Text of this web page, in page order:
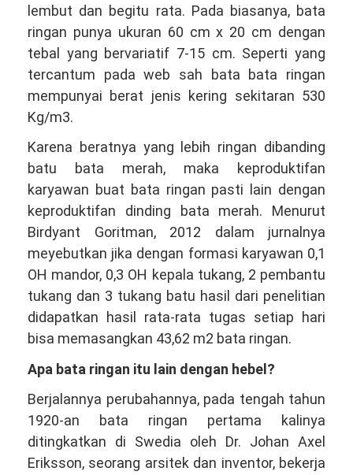
lembut dan begitu rata. Pada biasanya, bata
ringan punya ukuran 60 cm x 20 cm dengan
tebal yang bervariatif 7-15 cm. Seperti yang
tercantum pada web sah bata bata ringan
mempunyai berat jenis kering sekitaran 530
Kg/m3.
Karena beratnya yang lebih ringan dibanding
batu bata merah, maka keproduktifan
karyawan buat bata ringan pasti lain dengan
keproduktifan dinding bata merah. Menurut
Birdyant Goritman, 2012 dalam jurnalnya
meyebutkan jika dengan formasi karyawan 0,1
OH mandor, 0,3 OH kepala tukang, 2 pembantu
tukang dan 3 tukang batu hasil dari penelitian
didapatkan hasil rata-rata tugas setiap hari
bisa memasangkan 43,62 m2 bata ringan.
Apa bata ringan itu lain dengan hebel?
Berjalannya perubahannya, pada tengah tahun
1920-an bata ringan pertama kalinya
ditingkatkan di Swedia oleh Dr. Johan Axel
Eriksson, seorang arsitek dan inventor, bekerja